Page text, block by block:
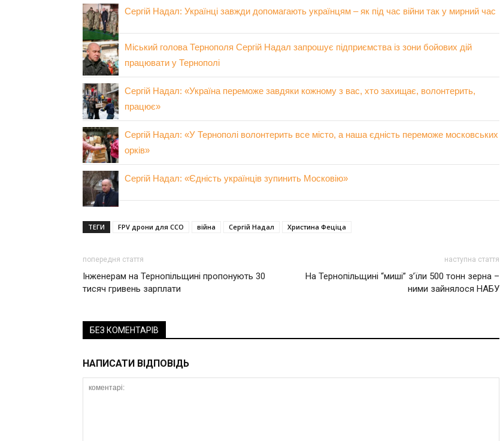
Сергій Надал: Українці завжди допомагають українцям – як під час війни так у мирний час
Міський голова Тернополя Сергій Надал запрошує підприємства із зони бойових дій
працювати у Тернополі
Сергій Надал: «Україна переможе завдяки кожному з вас, хто захищає, волонтерить,
працює»
Сергій Надал: «У Тернополі волонтерить все місто, а наша єдність переможе московських
орків»
Сергій Надал: «Єдність українців зупинить Московію»
ТЕГИ FPV дрони для ССО війна Сергій Надал Христина Феціца
попередня стаття
Інженерам на Тернопільщині пропонують 30
тисяч гривень зарплати
наступна стаття
На Тернопільщині “миші” з’їли 500 тонн зерна –
ними зайнялося НАБУ
БЕЗ КОМЕНТАРІВ
НАПИСАТИ ВІДПОВІДЬ